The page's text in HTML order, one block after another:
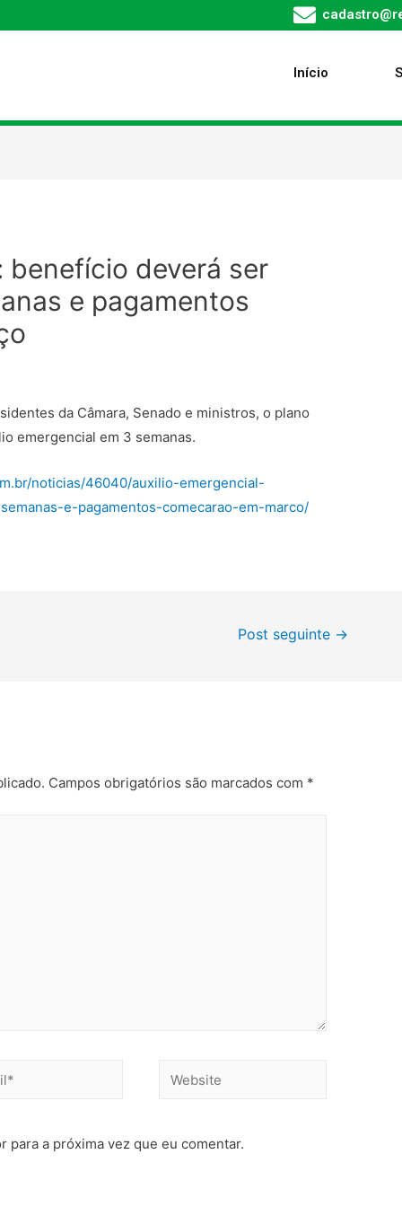
Início
benefício deverá ser
e pagamentos
da Câmara, Senado e ministros, o plano
emergencial em 3 semanas.
noticias/46040/auxilio-emergencial-
e-pagamentos-comecarao-em-marco/
Post seguinte →
Campos obrigatórios são marcados com *
para a próxima vez que eu comentar.